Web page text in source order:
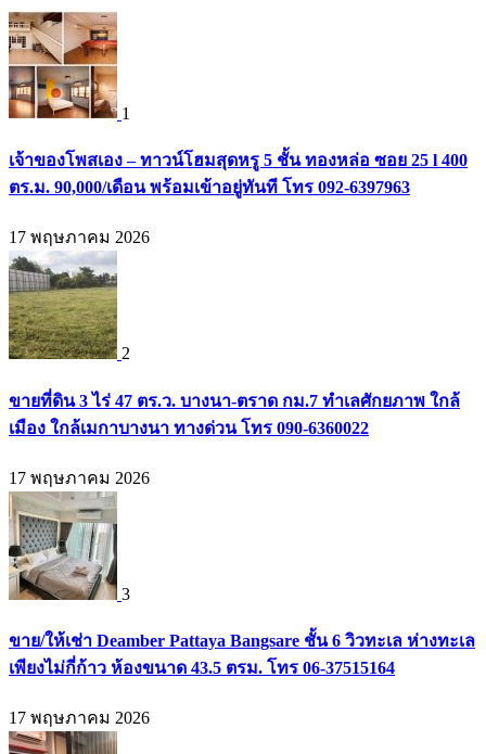
1
เจ้าของโพสเอง – ทาวน์โฮมสุดหรู 5 ชั้น ทองหล่อ ซอย 25 l 400
ตร.ม. 90,000/เดือน พร้อมเข้าอยู่ทันที โทร 092-6397963
17 พฤษภาคม 2026
2
ขายที่ดิน 3 ไร่ 47 ตร.ว. บางนา-ตราด กม.7 ทำเลศักยภาพ ใกล้
เมือง ใกล้เมกาบางนา ทางด่วน โทร 090-6360022
17 พฤษภาคม 2026
3
ขาย/ให้เช่า Deamber Pattaya Bangsare ชั้น 6 วิวทะเล ห่างทะเล
เพียงไม่กี่ก้าว ห้องขนาด 43.5 ตรม. โทร 06-37515164
17 พฤษภาคม 2026